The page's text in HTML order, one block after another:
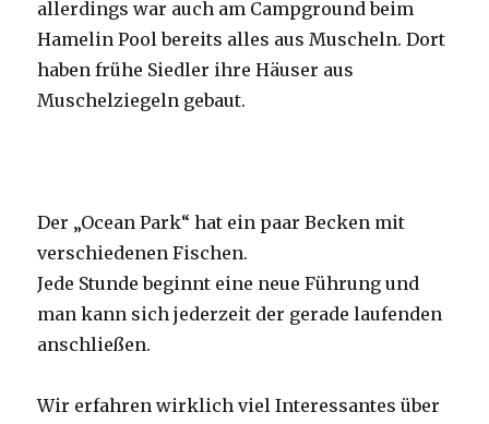
allerdings war auch am Campground beim
Hamelin Pool bereits alles aus Muscheln. Dort
haben frühe Siedler ihre Häuser aus
Muschelziegeln gebaut.
Der „Ocean Park“ hat ein paar Becken mit
verschiedenen Fischen.
Jede Stunde beginnt eine neue Führung und
man kann sich jederzeit der gerade laufenden
anschließen.
Wir erfahren wirklich viel Interessantes über